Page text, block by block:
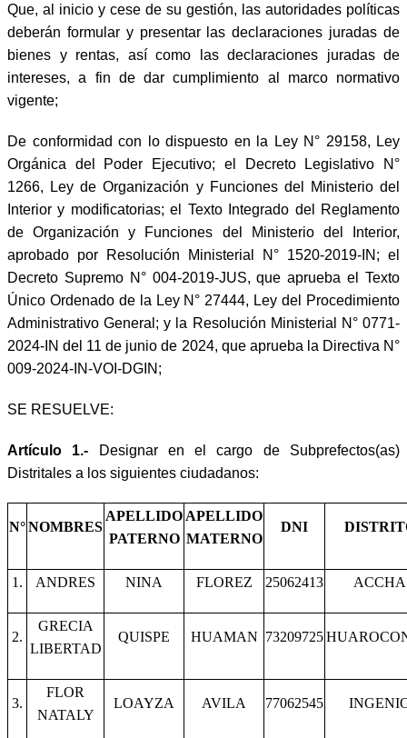
Que, al inicio y cese de su gestión, las autoridades políticas
deberán formular y presentar las declaraciones juradas de
bienes y rentas, así como las declaraciones juradas de
intereses, a fin de dar cumplimiento al marco normativo
vigente;
De conformidad con lo dispuesto en la Ley N° 29158, Ley
Orgánica del Poder Ejecutivo; el Decreto Legislativo N°
1266, Ley de Organización y Funciones del Ministerio del
Interior y modificatorias; el Texto Integrado del Reglamento
de Organización y Funciones del Ministerio del Interior,
aprobado por Resolución Ministerial N° 1520-2019-IN; el
Decreto Supremo N° 004-2019-JUS, que aprueba el Texto
Único Ordenado de la Ley N° 27444, Ley del Procedimiento
Administrativo General; y la Resolución Ministerial N° 0771-
2024-IN del 11 de junio de 2024, que aprueba la Directiva N°
009-2024-IN-VOI-DGIN;
SE RESUELVE:
Artículo 1.-
Designar en el cargo de Subprefectos(as)
Distritales a los siguientes ciudadanos:
N°NOMBRES
APELLIDO
PATERNO
APELLIDO
MATERNO
DNI
1. ANDRES NINA FLOREZ 25062413 ACCHA
2.
GRECIA
LIBERTAD
QUISPE HUAMAN 73209725
3.
FLOR
NATALY
LOAYZA AVILA 77062545